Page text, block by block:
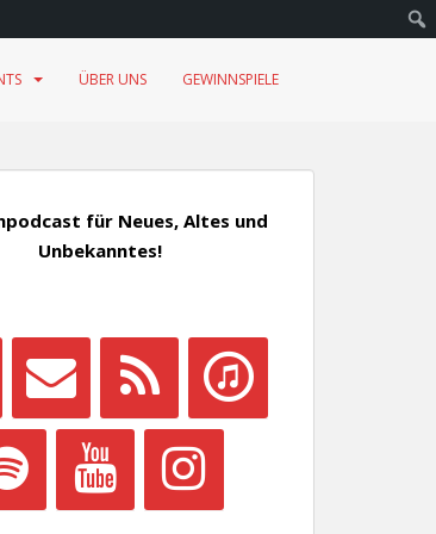
ÜBER UNS GEWINNSPIELE
für Neues, Altes und
Unbekanntes!